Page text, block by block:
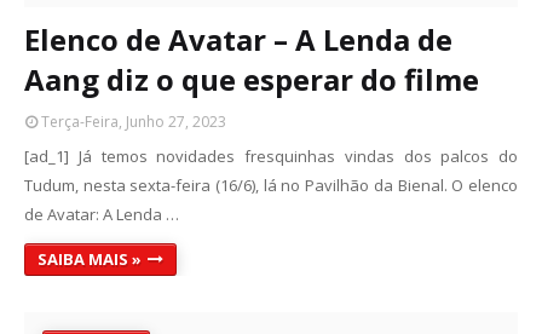
Elenco de Avatar – A Lenda de
Aang diz o que esperar do filme
Terça-Feira, Junho 27, 2023
[ad_1] Já temos novidades fresquinhas vindas dos palcos do
Tudum, nesta sexta-feira (16/6), lá no Pavilhão da Bienal. O elenco
de Avatar: A Lenda …
SAIBA MAIS »